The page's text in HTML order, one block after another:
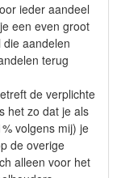
ieder aandeel
een even groot
aandelen
terug
de verplichte
het zo dat je als
volgens mij) je
de overige
alleen voor het